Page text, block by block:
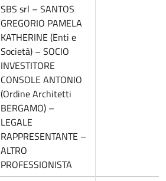
SBS srl – SANTOS
GREGORIO PAMELA
KATHERINE (Enti e
Società) – SOCIO
INVESTITORE
CONSOLE ANTONIO
(Ordine Architetti
BERGAMO) –
LEGALE
RAPPRESENTANTE –
ALTRO
PROFESSIONISTA